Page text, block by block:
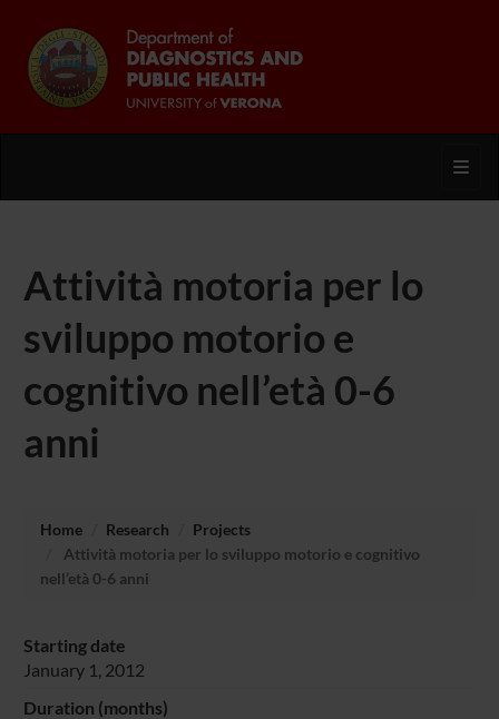
Attività motoria per lo
sviluppo motorio e
cognitivo nell’età 0-6
anni
Home Research
Projects
Attività motoria per lo sviluppo motorio e cognitivo
nell’età 0-6 anni
Starting date
January 1, 2012
Duration (months)